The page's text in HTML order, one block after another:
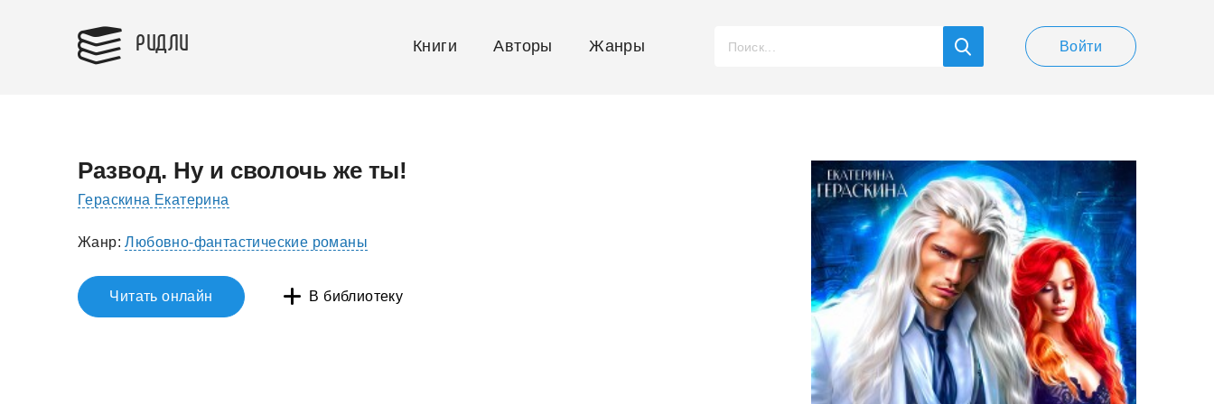
РИДЛИ Книги Авторы Жанры Войти
Развод. Ну и сволочь же ты!
Гераскина Екатерина
Жанр:Любовно-фантастические романы
Читать онлайн В библиотеку